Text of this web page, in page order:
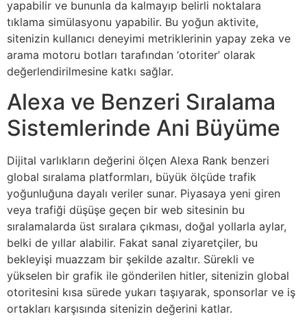
yapabilir ve bununla da kalmayıp belirli noktalara
tıklama simülasyonu yapabilir. Bu yoğun aktivite,
sitenizin kullanıcı deneyimi metriklerinin yapay zeka ve
arama motoru botları tarafından ‘otoriter’ olarak
değerlendirilmesine katkı sağlar.
Alexa ve Benzeri Sıralama
Sistemlerinde Ani Büyüme
Dijital varlıkların değerini ölçen Alexa Rank benzeri
global sıralama platformları, büyük ölçüde trafik
yoğunluğuna dayalı veriler sunar. Piyasaya yeni giren
veya trafiği düşüşe geçen bir web sitesinin bu
sıralamalarda üst sıralara çıkması, doğal yollarla aylar,
belki de yıllar alabilir. Fakat sanal ziyaretçiler, bu
bekleyişi muazzam bir şekilde azaltır. Sürekli ve
yükselen bir grafik ile gönderilen hitler, sitenizin global
otoritesini kısa sürede yukarı taşıyarak, sponsorlar ve iş
ortakları karşısında sitenizin değerini katlar.